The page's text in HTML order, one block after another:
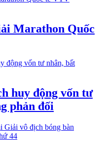
Marathon Quốc
huy động vốn tư
phản đối